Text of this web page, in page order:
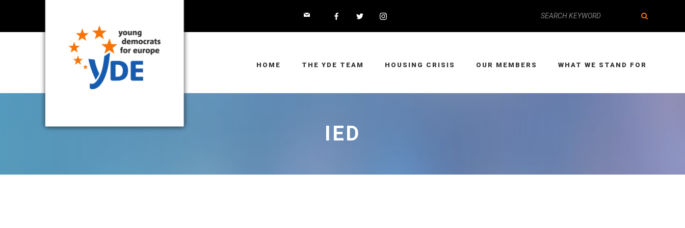
HOME THE YDE TEAM HOUSING CRISIS OUR MEMBERS WHAT WE STAND FOR
IED